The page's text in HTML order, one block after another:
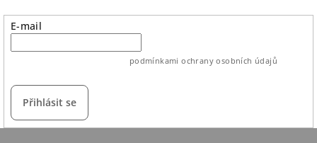
E-mail
podmínkami ochrany osobních údajů
Přihlásit se